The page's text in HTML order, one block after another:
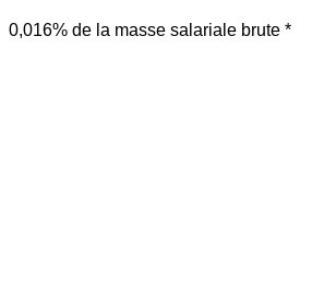
0,016% de la masse salariale brute *